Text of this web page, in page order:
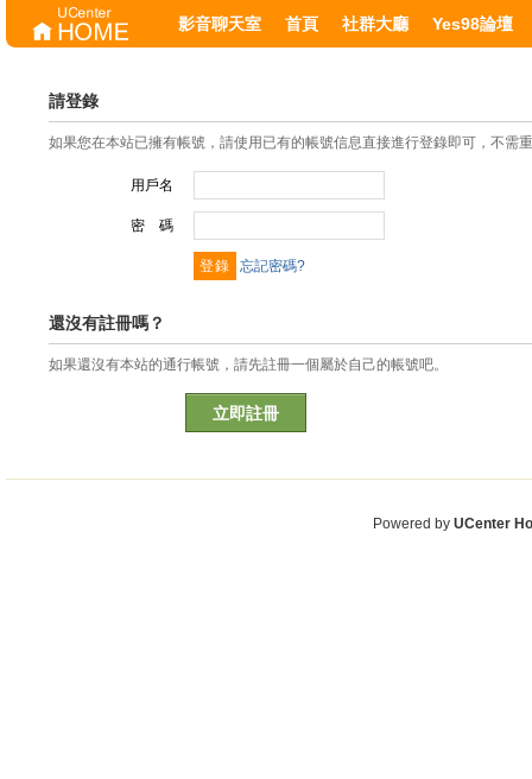
影音聊天室 首頁 社群大廳 Yes98論壇
請登錄
如果您在本站已擁有帳號，請使用已有的帳號信息直接進行登錄即可，不需
用戶名
密 碼
忘記密碼?
還沒有註冊嗎？
如果還沒有本站的通行帳號，請先註冊一個屬於自己的帳號吧。
立即註冊
Powered by UCenter